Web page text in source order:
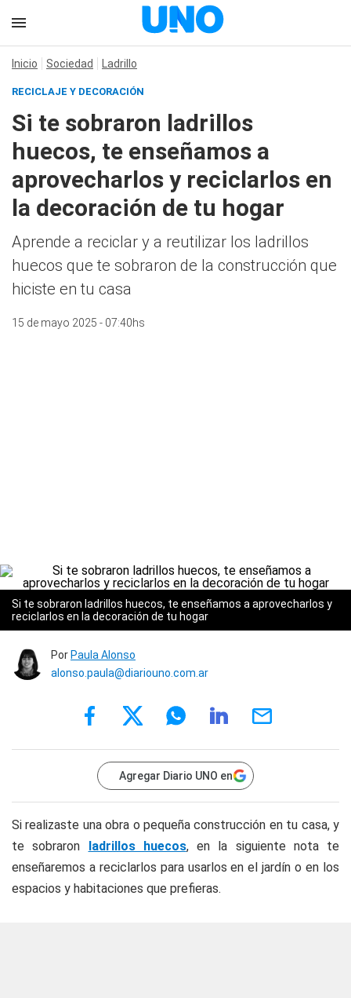
Inicio Sociedad Ladrillo
RECICLAJE Y DECORACIÓN
Si te sobraron ladrillos
huecos, te enseñamos a
aprovecharlos y reciclarlos en
la decoración de tu hogar
Aprende a reciclar y a reutilizar los ladrillos
huecos que te sobraron de la construcción que
hiciste en tu casa
15 de mayo 2025 - 07:40hs
Si te sobraron ladrillos huecos, te enseñamos a aprovecharlos y
reciclarlos en la decoración de tu hogar
Por Paula Alonso
alonso.paula@diariouno.com.ar
Agregar Diario UNO en
Si realizaste una obra o pequeña construcción en tu casa, y
te sobraron
ladrillos huecos, en la siguiente nota te
enseñaremos a reciclarlos para usarlos en el jardín o en los
espacios y habitaciones que prefieras.